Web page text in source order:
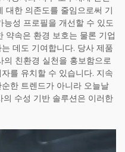
대한 의존도를 줄임으로써 기
성 프로필을 개선할 수 있도
약속은 환경 보호는 물론 기업
데도 기여합니다. 당사 제품
친환경 실천을 홍보함으로
를 유치할 수 있습니다. 지속
한 트렌드가 아니라 오늘날
수성 기반 솔루션은 이러한